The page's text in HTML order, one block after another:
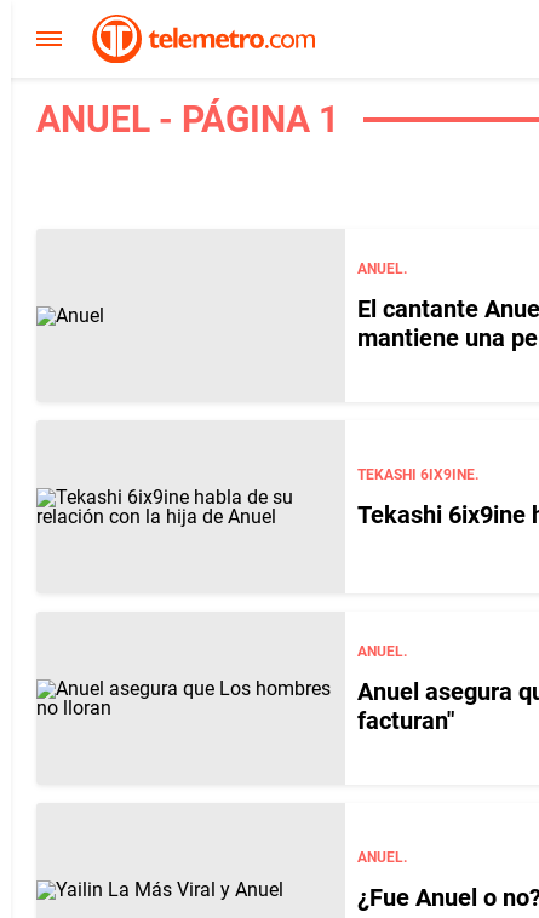
ANUEL - PÁGINA 1
ANUEL.
El cantante
mantiene una
TEKASHI 6IX9INE.
Tekashi 6ix9ine
ANUEL.
Anuel asegura
facturan"
ANUEL.
¿Fue Anuel o